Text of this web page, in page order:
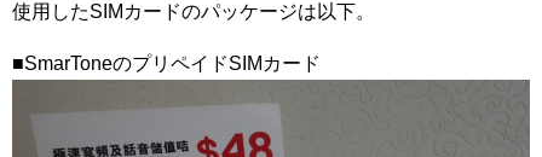
使用したSIMカードのパッケージは以下。
■SmarToneのプリペイドSIMカード